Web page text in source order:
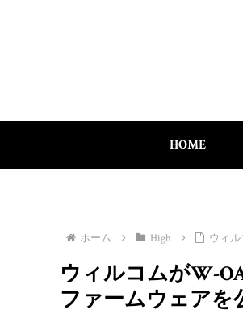
HOME
ホーム High ウィ
ウィルコムがW-
ファームウェアを